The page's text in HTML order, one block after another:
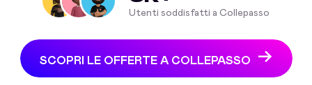
Utenti soddisfatti a Collepasso
SCOPRI LE OFFERTE A COLLEPASSO